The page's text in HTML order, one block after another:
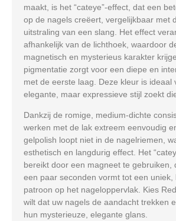
maakt, is het “cateye”-effect, dat een
op de nagels creëert, vergelijkbaar met
uitstraling van een slang. Het effect
afhankelijk van de lichthoek, waardoor
magnetisch en mysterieus karakter
pigmentatie zorgt voor een diepe en
met de eerste laag. Deze kleur is ideaal
elegante, maar expressieve stijl zoekt
Dankzij de romige, medium-dichte
werken met de lak extreem eenvoudig
gelpolish loopt niet in de nagelriemen,
esthetisch en langdurig effect. Het
bereikt door een magneet te gebruiken,
een paar seconden vormt tot een uniek,
patroon op het nageloppervlak. Kies
wilt dat uw nagels de aandacht trekken
hun mysterieuze, elegante glans.